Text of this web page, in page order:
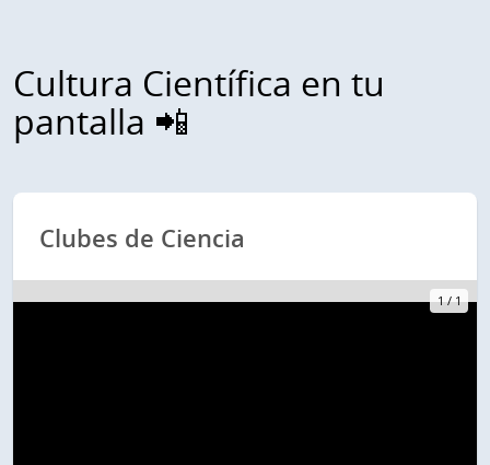
Cultura Científica en tu
pantalla 📲
Clubes de Ciencia
1/1